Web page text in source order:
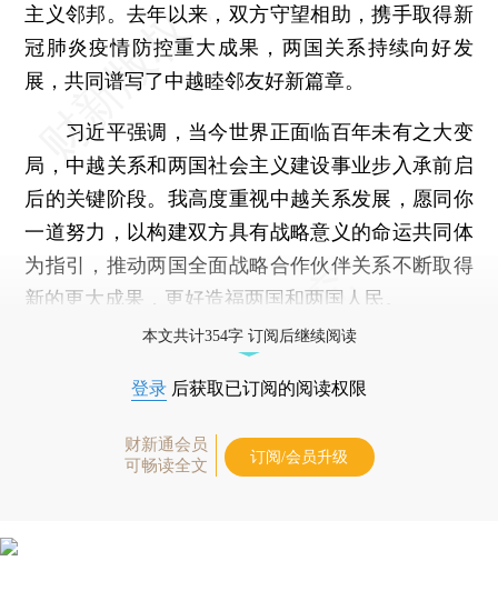
主义邻邦。去年以来，双方守望相助，携手取得新
冠肺炎疫情防控重大成果，两国关系持续向好发
展，共同谱写了中越睦邻友好新篇章。
习近平强调，当今世界正面临百年未有之大变
局，中越关系和两国社会主义建设事业步入承前启
后的关键阶段。我高度重视中越关系发展，愿同你
一道努力，以构建双方具有战略意义的命运共同体
为指引，推动两国全面战略合作伙伴关系不断取得
新的更大成果，更好造福两国和两国人民。
本文共计354字 订阅后继续阅读
登录 后获取已订阅的阅读权限
财新通会员
可畅读全文
订阅/会员升级